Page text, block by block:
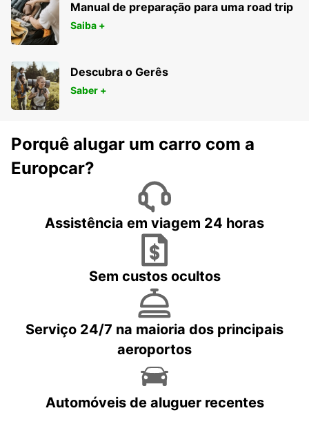
Manual de preparação para uma road trip
Saiba +
Descubra o Gerês
Saber +
Porquê alugar um carro com a
Europcar?
Assistência em viagem 24 horas
Sem custos ocultos
Serviço 24/7 na maioria dos principais
aeroportos
Automóveis de aluguer recentes